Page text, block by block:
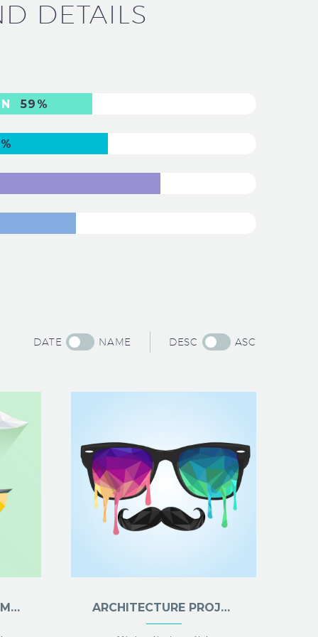
DETAILS
59%
DATE NAME DESC ASC
VILLA FOR RENT (DEMO) ARCHITECTURE PROJECT (DEMO)